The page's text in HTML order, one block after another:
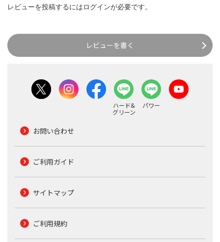
レビューを投稿するにはログインが必要です。
レビューを書く
ハード&
グリーン
パワー
お問い合わせ
ご利用ガイド
サイトマップ
ご利用規約